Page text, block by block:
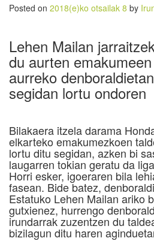
Posted on 2018(e)ko otsailak 8 by
Lehen Mailan
du aurten
aurreko
segidan lortu ondoren
Bilakaera itzela darama
elkarteko emakumezkoen
lortu ditu segidan, azken bi
laugarren tokian geratu da
Horri esker, igoeraren bila
fasean. Bide batez,
Estatuko Lehen Mailan ariko
gutxienez, hurrengo
irundarrak zuzentzen du
bizilagun ditu haren